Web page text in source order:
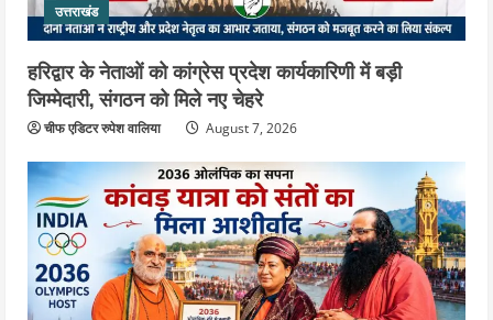
उत्तराखंड
हरिद्वार के नेताओं को कांग्रेस प्रदेश कार्यकारिणी में बड़ी
जिम्मेदारी, संगठन को मिले नए चेहरे
चीफ एडिटर रुपेश वालिया August 7, 2026